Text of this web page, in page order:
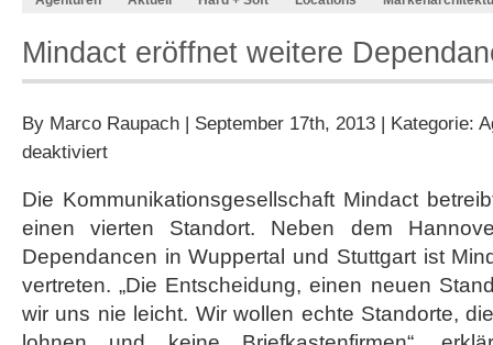
Mindact eröffnet weitere
By Marco Raupach | September 17th, 2013 | Kategorie:
deaktiviertfür
weitere
Dependance
München
Die Kommunikationsgesellschaft Mindact
einen vierten Standort. Neben dem
Dependancen in Wuppertal und Stuttgart ist
vertreten. „Die Entscheidung, einen neuen
wir uns nie leicht. Wir wollen echte Standorte,